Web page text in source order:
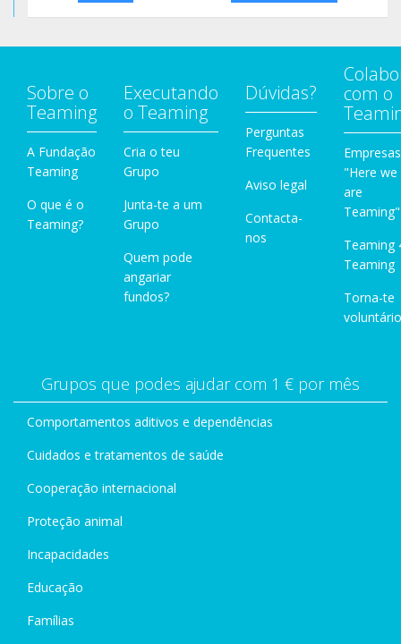
Sobre o
Teaming
A Fundação
Teaming
O que é o
Teaming?
Executando
o Teaming
Cria o teu
Grupo
Junta-te a um
Grupo
Quem pode
angariar
fundos?
Dúvidas?
Perguntas
Frequentes
Aviso legal
Contacta-
nos
com o
Empresas
"Here we
are
Teaming"
Teaming
Teaming
Torna-te
Grupos que podes ajudar com 1 € por mês
Comportamentos aditivos e dependências
Cuidados e tratamentos de saúde
Cooperação internacional
Proteção animal
Incapacidades
Educação
Famílias